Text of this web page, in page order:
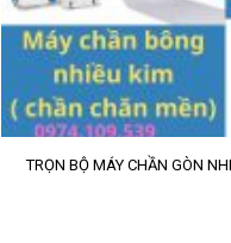
TRỌN BỘ MÁY CHẦN GÒN